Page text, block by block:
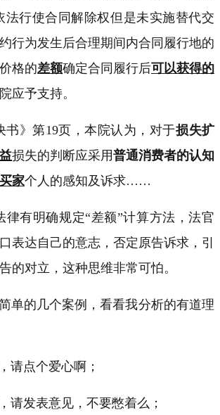
法行使合同解除权但是未实施替代交
行为发生后合理期间内合同履行地的
格的差额确定合同履行后可以获得的
应予支持。
书》第19页，本院认为，对于损失扩
损失的判断应采用普通消费者的认知
家个人的感知及诉求……
律有明确规定“差额”计算方法，法官
表达自己的意志，否定原告诉求，引
的对立，这种思维非常可怕。
单的几个案例，看看我分析的有道理
请点个爱心啊；
请发表意见，不要憋着么；